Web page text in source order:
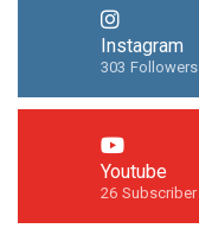
Instagram
303 Followers
Youtube
26 Subscriber